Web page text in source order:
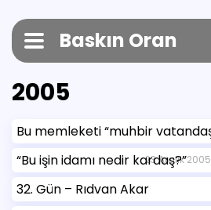
Baskın Oran
2005
Bu memleketi “muhbir
“Bu işin idamı nedir kardaş?”
23 Aralık 2005
32. Gün – Rıdvan Akar